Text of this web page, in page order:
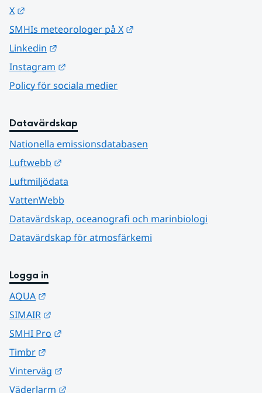
X
SMHIs meteorologer på X
Linkedin
Instagram
Policy för sociala medier
Datavärdskap
Nationella emissionsdatabasen
Luftwebb
Luftmiljödata
VattenWebb
Datavärdskap, oceanografi och marinbiologi
Datavärdskap för atmosfärkemi
Logga in
AQUA
SIMAIR
SMHI Pro
Timbr
Vinterväg
Väderlarm